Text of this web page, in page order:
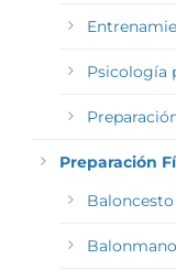
Psicología
Preparación
Baloncesto
Balonmano